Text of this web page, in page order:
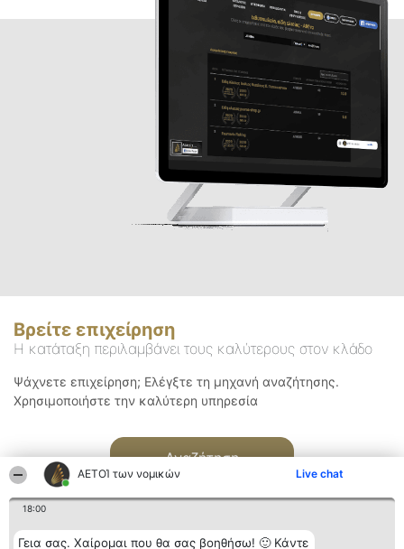
ΑΕΤΟΊ των νομικών Live chat
18:00
Γεια σας. Χαίρομαι που θα σας βοηθήσω! 🙂 Κάντε
Βρείτε επιχείρηση
Η κατάταξη περιλαμβάνει τους καλύτερους στον κλάδο
Ψάχνετε επιχείρηση; Ελέγξτε τη μηχανή αναζήτησης.
Χρησιμοποιήστε την καλύτερη υπηρεσία
Αναζήτηση